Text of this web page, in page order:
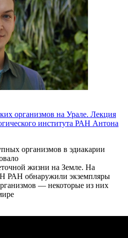
организмов на Урале. Лекция
института РАН Антона
организмов в эдиакарии
жизни на Земле. На
РАН обнаружили экземпляры
— некоторые из них